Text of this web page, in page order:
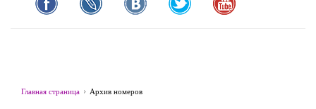
Главная страница Архив номеров